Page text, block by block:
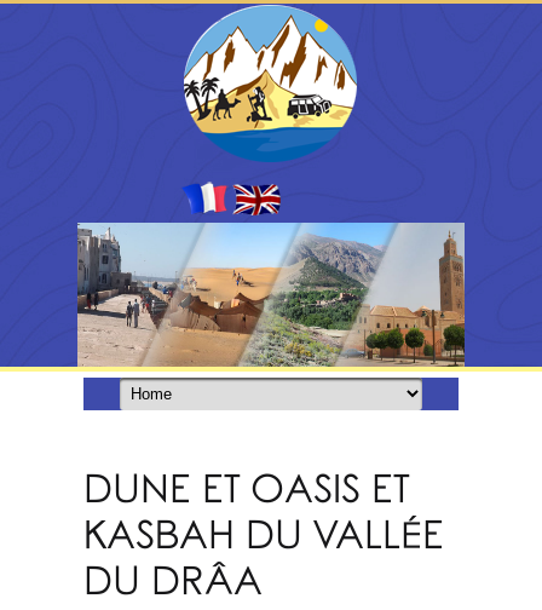
DUNE ET OASIS ET
KASBAH DU VALLÉE
DU DRÂA